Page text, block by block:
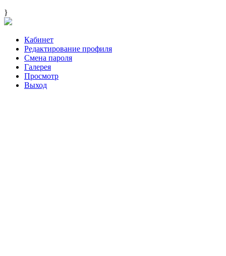
}
Кабинет
Редактирование профиля
Смена пароля
Галерея
Просмотр
Выход